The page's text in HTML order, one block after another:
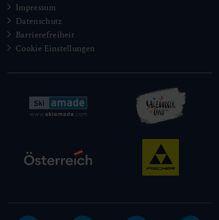
Impressum
Datenschutz
Barrierefreiheit
Cookie Einstellungen